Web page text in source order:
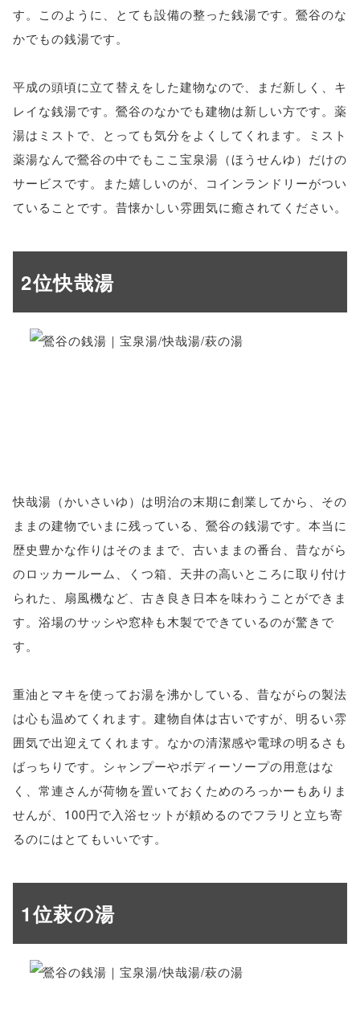
す。このように、とても設備の整った銭湯です。鶯谷のな
かでもの銭湯です。
平成の頭頃に立て替えをした建物なので、まだ新しく、キ
レイな銭湯です。鶯谷のなかでも建物は新しい方です。薬
湯はミストで、とっても気分をよくしてくれます。ミスト
薬湯なんで鶯谷の中でもここ宝泉湯（ほうせんゆ）だけの
サービスです。また嬉しいのが、コインランドリーがつい
ていることです。昔懐かしい雰囲気に癒されてください。
2位快哉湯
快哉湯（かいさいゆ）は明治の末期に創業してから、その
ままの建物でいまに残っている、鶯谷の銭湯です。本当に
歴史豊かな作りはそのままで、古いままの番台、昔ながら
のロッカールーム、くつ箱、天井の高いところに取り付け
られた、扇風機など、古き良き日本を味わうことができま
す。浴場のサッシや窓枠も木製でできているのが驚きで
す。
重油とマキを使ってお湯を沸かしている、昔ながらの製法
は心も温めてくれます。建物自体は古いですが、明るい雰
囲気で出迎えてくれます。なかの清潔感や電球の明るさも
ばっちりです。シャンプーやボディーソープの用意はな
く、常連さんが荷物を置いておくためのろっかーもありま
せんが、100円で入浴セットが頼めるのでフラリと立ち寄
るのにはとてもいいです。
1位萩の湯